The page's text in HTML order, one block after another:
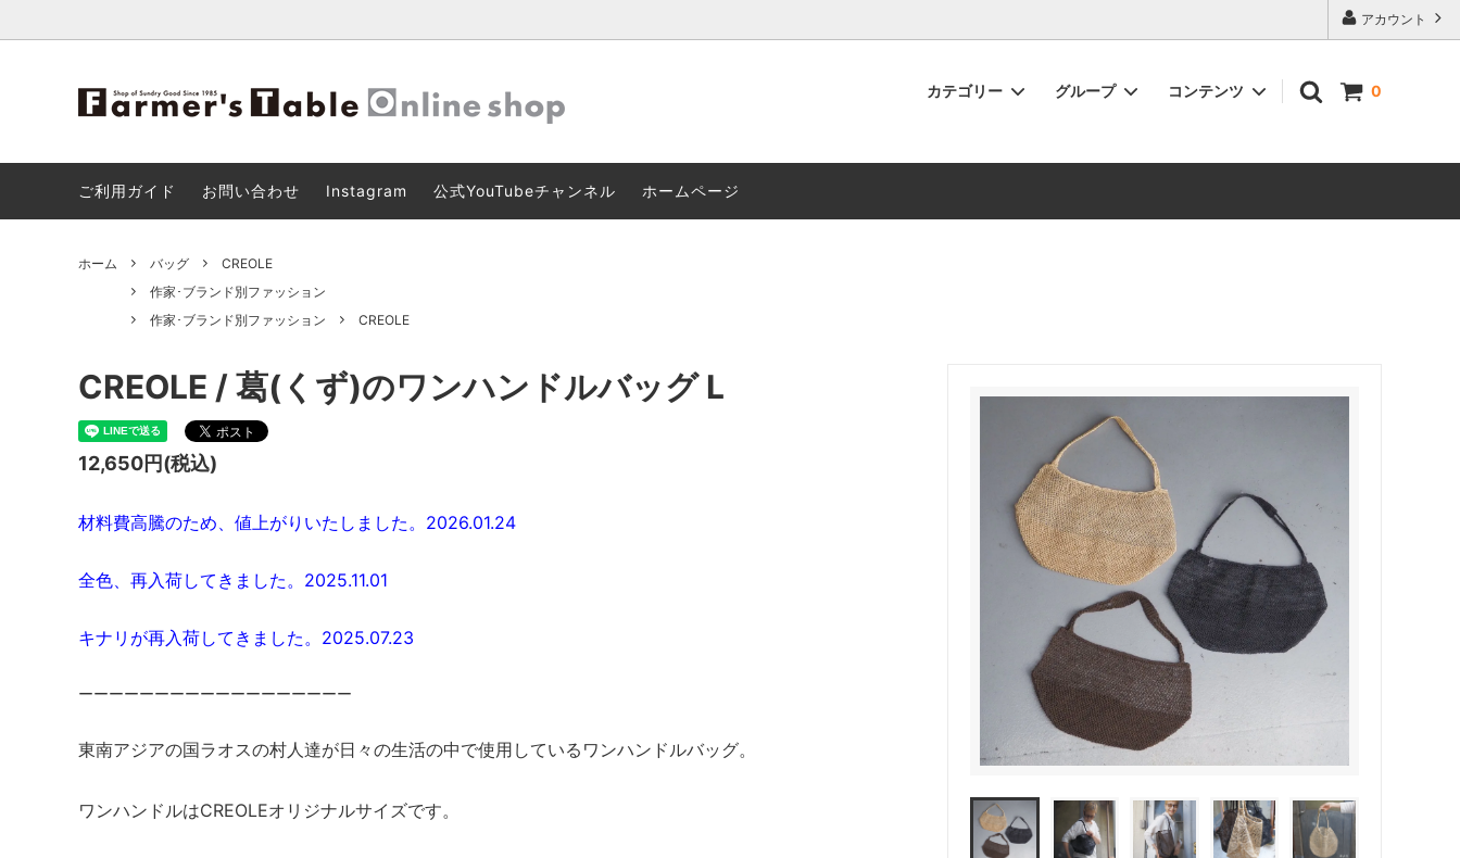
アカウント
0
カテゴリー
【8月11日(火)18:00までの限定販売】
AUDE HEROUARD (オードエルアール)
キッチン テーブルウェア ファッション
その他
グループ
2026 SPRING ＆ SUMMER NEW
ARRIVAL
ファーマーズテーブルオリジナル 作家･ブランド別ファッション 作家･ブランド別インテリア
コンテンツ
ショッピングカートのご利用について
【重要】クレジットカード本人認証サー
ビス「3Dセキュア 2.0」導入のお知ら
ご利用ガイド お問い合わせ Instagram 公式YouTubeチャンネル ホームページ
ホーム バッグ
CREOLE
作家･ブランド別ファッション
作家･ブランド別ファッション
CREOLE
CREOLE / 葛(くず)のワンハンドルバッグ L
12,650円(税込)
材料費高騰のため、値上がりいたしました。2026.01.24
全色、再入荷してきました。2025.11.01
キナリが再入荷してきました。2025.07.23
ーーーーーーーーーーーーーーーーーー
東南アジアの国ラオスの村人達が日々の生活の中で使用しているワンハンドルバッグ。
ワンハンドルはCREOLEオリジナルサイズです。